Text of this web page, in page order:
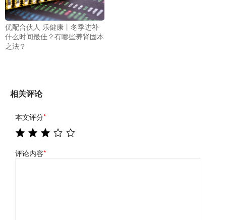
优配合伙人 乐健康丨冬季进补
什么时间最佳？有哪些养肾固本
之法？
相关评论
本文评分*
评论内容*